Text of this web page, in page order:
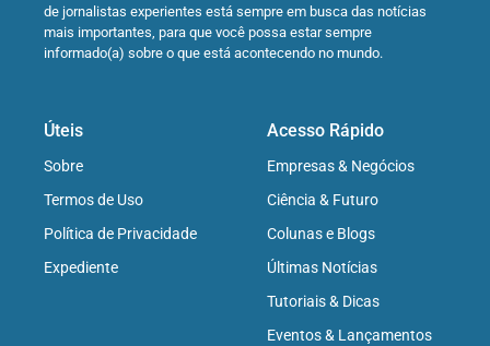
de jornalistas experientes está sempre em busca das notícias
mais importantes, para que você possa estar sempre
informado(a) sobre o que está acontecendo no mundo.
Úteis
Sobre
Termos de Uso
Política de Privacidade
Expediente
Acesso Rápido
Empresas & Negócios
Ciência & Futuro
Colunas e Blogs
Últimas Notícias
Tutoriais & Dicas
Eventos & Lançamentos